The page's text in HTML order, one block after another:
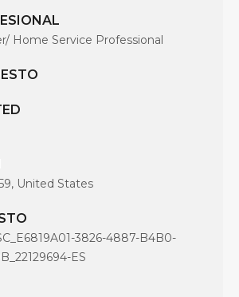
Home Service Professional
United States
3826-4887-B4B0-
ES